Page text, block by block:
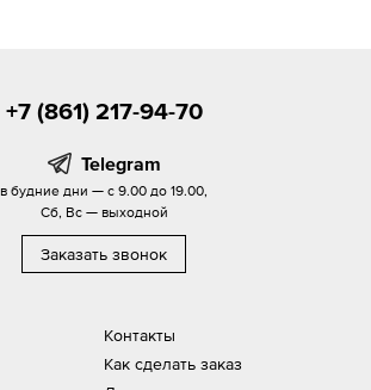
Контакты
Как сделать заказ
+7 (861) 217-94-70
Telegram
в будние дни — с 9.00 до 19.00,
Сб, Вс — выходной
Заказать звонок